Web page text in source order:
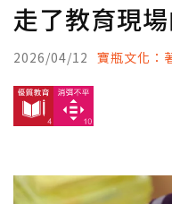
走了教育現
2026/04/12 寶瓶文化：